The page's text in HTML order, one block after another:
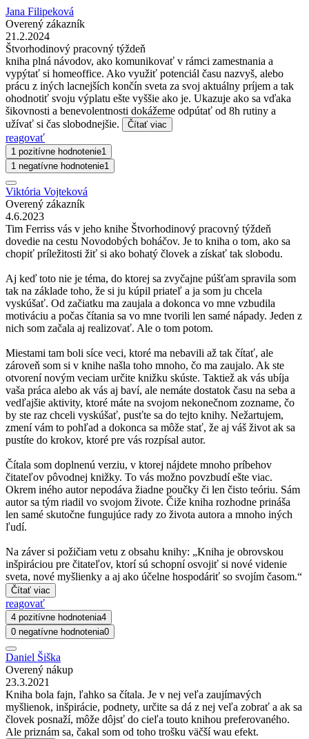
Jana Filipeková
Overený zákazník
21.2.2024
Štvorhodinový pracovný týždeň
kniha plná návodov, ako komunikovať v rámci zamestnania a
vypýtať si homeoffice. Ako využiť potenciál času nazvyš, alebo
prácu z iných lacnejších končín sveta za svoj aktuálny príjem a tak
ohodnotiť svoju výplatu ešte vyššie ako je. Ukazuje ako sa vďaka
šikovnosti a benevolentnosti dokážeme odpútať od 8h rutiny a
užívať si čas slobodnejšie.
Čítať viac
reagovať
1 pozitívne hodnotenie1
1 negatívne hodnotenie1
Viktória Vojteková
Overený zákazník
4.6.2023
Tim Ferriss vás v jeho knihe Štvorhodinový pracovný týždeň
dovedie na cestu Novodobých boháčov. Je to kniha o tom, ako sa
chopiť príležitosti žiť si ako bohatý človek a získať tak slobodu.
Aj keď toto nie je téma, do ktorej sa zvyčajne púšťam spravila som
tak na základe toho, že si ju kúpil priateľ a ja som ju chcela
vyskúšať. Od začiatku ma zaujala a dokonca vo mne vzbudila
motiváciu a počas čítania sa vo mne tvorili len samé nápady. Jeden z
nich som začala aj realizovať. Ale o tom potom.
Miestami tam boli síce veci, ktoré ma nebavili až tak čítať, ale
zároveň som si v knihe našla toho mnoho, čo ma zaujalo. Ak ste
otvorení novým veciam určite knižku skúste. Taktiež ak vás ubíja
vaša práca alebo ak vás aj baví, ale nemáte dostatok času na seba a
vedľajšie aktivity, ktoré máte na svojom nekonečnom zozname, čo
by ste raz chceli vyskúšať, pusťte sa do tejto knihy. Nežartujem,
zmení vám to pohľad a dokonca sa môže stať, že aj váš život ak sa
pustíte do krokov, ktoré pre vás rozpísal autor.
Čítala som doplnenú verziu, v ktorej nájdete mnoho príbehov
čitateľov pôvodnej knižky. To vás možno povzbudí ešte viac.
Okrem iného autor nepodáva žiadne poučky či len čisto teóriu. Sám
autor sa tým riadil vo svojom živote. Čiže kniha rozhodne prináša
len samé skutočne fungujúce rady zo života autora a mnoho iných
ľudí.
Na záver si požičiam vetu z obsahu knihy: „Kniha je obrovskou
inšpiráciou pre čitateľov, ktorí sú schopní osvojiť si nové videnie
sveta, nové myšlienky a aj ako účelne hospodáriť so svojím časom.“
Čítať viac
reagovať
4 pozitívne hodnotenia4
0 negatívne hodnotenia0
Daniel Šiška
Overený nákup
23.3.2021
Kniha bola fajn, ľahko sa čítala. Je v nej veľa zaujímavých
myšlienok, inšpirácie, podnety, určite sa dá z nej veľa zobrať a ak sa
človek posnaží, môže dôjsť do cieľa touto knihou preferovaného.
Ale priznám sa, čakal som od toho trošku väčší wau efekt.